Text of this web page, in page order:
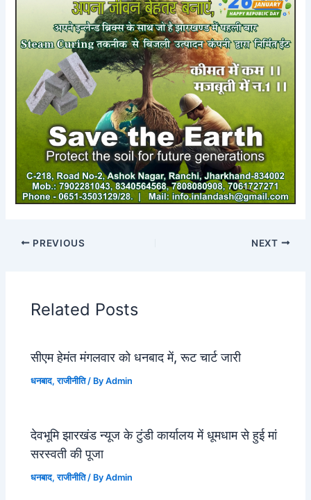
PREVIOUS NEXT
Related Posts
सीएम हेमंत मंगलवार को धनबाद में, रूट चार्ट जारी
धनबाद,राजीनीति/ ByAdmin
देवभूमि झारखंड न्यूज के टुंडी कार्यालय में धूमधाम से हुई मां
सरस्वती की पूजा
धनबाद,राजीनीति/ ByAdmin